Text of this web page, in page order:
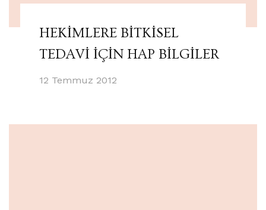
HEKİMLERE BİTKİSEL
TEDAVİ İÇİN HAP BİLGİLER
12 Temmuz 2012